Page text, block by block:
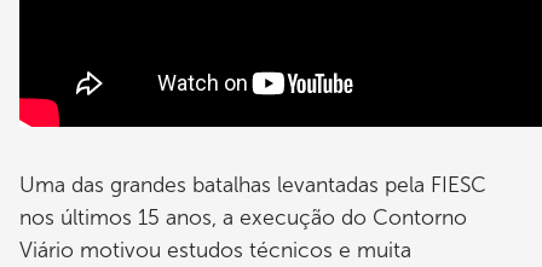
Uma das grandes batalhas levantadas pela FIESC
nos últimos 15 anos, a execução do Contorno
Viário motivou estudos técnicos e muita